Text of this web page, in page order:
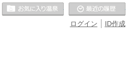
ID作成
ログイン
お気に入りの温泉